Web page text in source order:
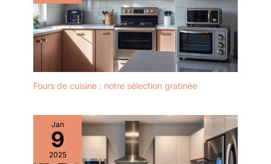
Fours de cuisine : notre sélection gratinée
Jan
9
2025